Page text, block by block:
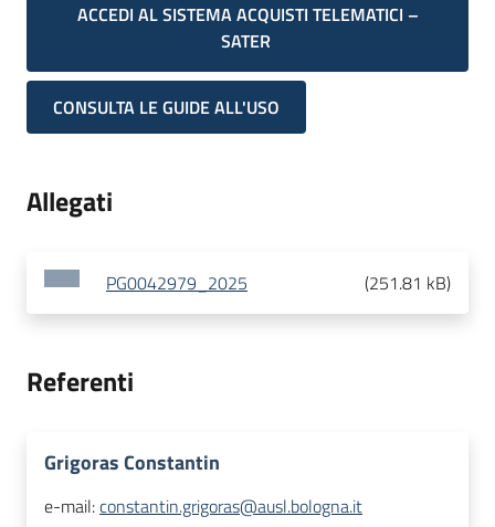
ACCEDI AL SISTEMA ACQUISTI TELEMATICI –
SATER
CONSULTA LE GUIDE ALL'USO
Allegati
PG0042979_2025 (251.81 kB)
Referenti
Grigoras Constantin
e-mail:constantin.grigoras@ausl.bologna.it